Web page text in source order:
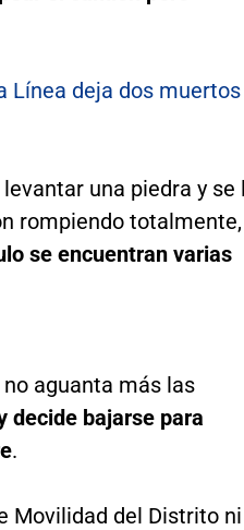
Línea deja dos muertos
una piedra y se
rompiendo totalmente,
se encuentran varias
aguanta más las
decide bajarse para
.
Movilidad del Distrito ni